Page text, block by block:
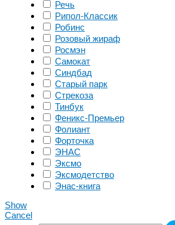
Речь
Рипол-Классик
Робинс
Розовый жираф
Росмэн
Самокат
Синдбад
Старый парк
Стрекоза
Тинбук
Феникс-Премьер
Фолиант
Форточка
ЭНАС
Эксмо
Эксмодетство
Энас-книга
Show
Cancel